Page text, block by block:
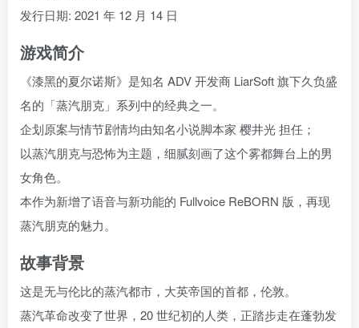
发行日期: 2021 年 12 月 14 日
游戏简介
《漆黑的夏尔诺斯》是知名 ADV 开发商 LiarSoft 旗下久负盛
名的「蒸汽朋克」系列中的经典之一。
企划原案与情节剧情均由知名小说脚本家 樱井光 担任；
以蒸汽朋克与恐怖为主题，细腻刻画了这个雾都舞台上的男
女角色。
本作为新增了语音与新功能的 Fullvoice ReBORN 版，再现
蒸汽朋克的魅力。
故事背景
这是无与伦比的蒸汽都市，大英帝国的首都，伦敦。
蒸汽革命改变了世界，20 世纪初的人类，正踏步走在蓬勃发